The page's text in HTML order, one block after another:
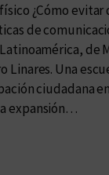
¿Cómo
de
de
Linares. Una
ciudadana
expansión…